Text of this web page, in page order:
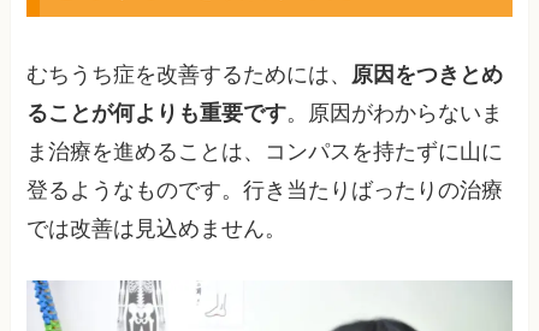
むちうち症を改善するためには、 原因をつきとめ
ることが何よりも重要です。原因がわからないま
ま治療を進めることは、コンパスを持たずに山に
登るようなものです。行き当たりばったりの治療
では改善は見込めません。